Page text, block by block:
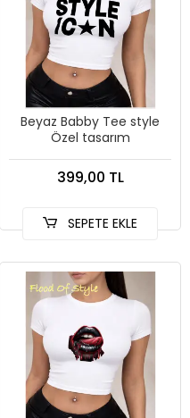
Beyaz Babby Tee style
Özel tasarım
399,00 TL
SEPETE EKLE